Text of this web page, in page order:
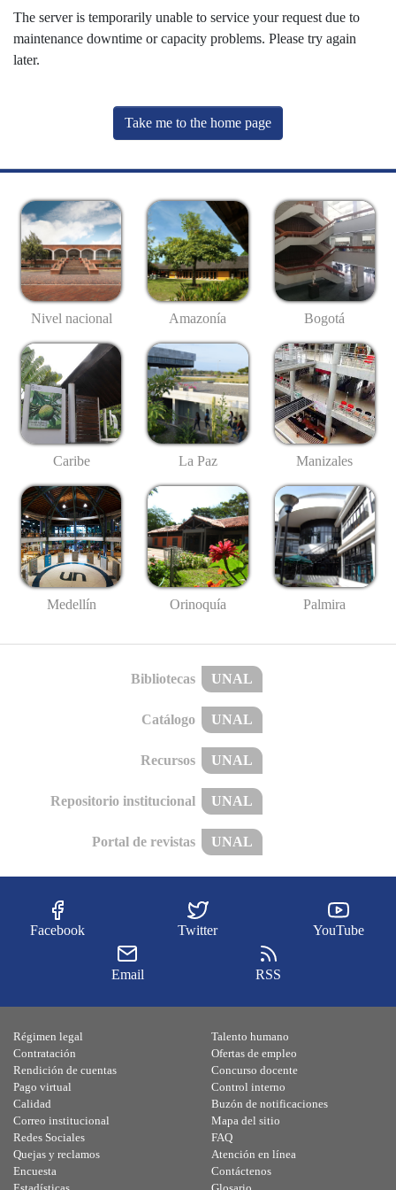
The server is temporarily unable to service your request due to
maintenance downtime or capacity problems. Please try again
later.
Take me to the home page
Nivel nacional Amazonía Bogotá
Caribe La Paz Manizales
Medellín Orinoquía Palmira
Bibliotecas UNAL
Catálogo UNAL
Recursos UNAL
Repositorio institucional UNAL
Portal de revistas UNAL
Facebook Twitter YouTube
Email RSS
Régimen legal
Contratación
Rendición de cuentas
Pago virtual
Calidad
Talento humano
Ofertas de empleo
Concurso docente
Control interno
Buzón de notificaciones
Correo institucional
Redes Sociales
Quejas y reclamos
Encuesta
Mapa del sitio
FAQ
Atención en línea
Contáctenos